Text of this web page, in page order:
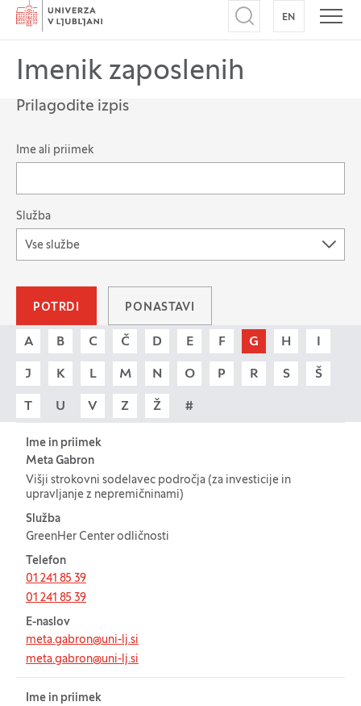
Domov
Odpri iskalnik
EN NA
Imenik zaposlenih
Prilagodite izpis
Možnost filtriranja zapisov
Ime ali priimek
Služba
Vse službe
POTRDI PONASTAVI
A B C Č D E F G H
J K L M N O P R S Š
T U V Z Ž
#
Ime in priimek
Meta Gabron
Višji strokovni sodelavec področja (za investicije in
upravljanje z nepremičninami)
Služba
GreenHer Center odličnosti
Telefon
01 241 85 39
01 241 85 39
E-naslov
meta.gabron@uni-lj.si
meta.gabron@uni-lj.si
Ime in priimek